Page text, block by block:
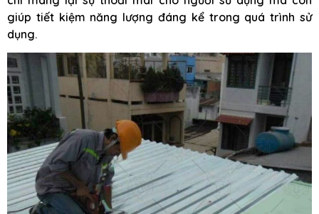
giúp tiết kiệm năng lượng đáng kể trong quá trình sử
dụng.